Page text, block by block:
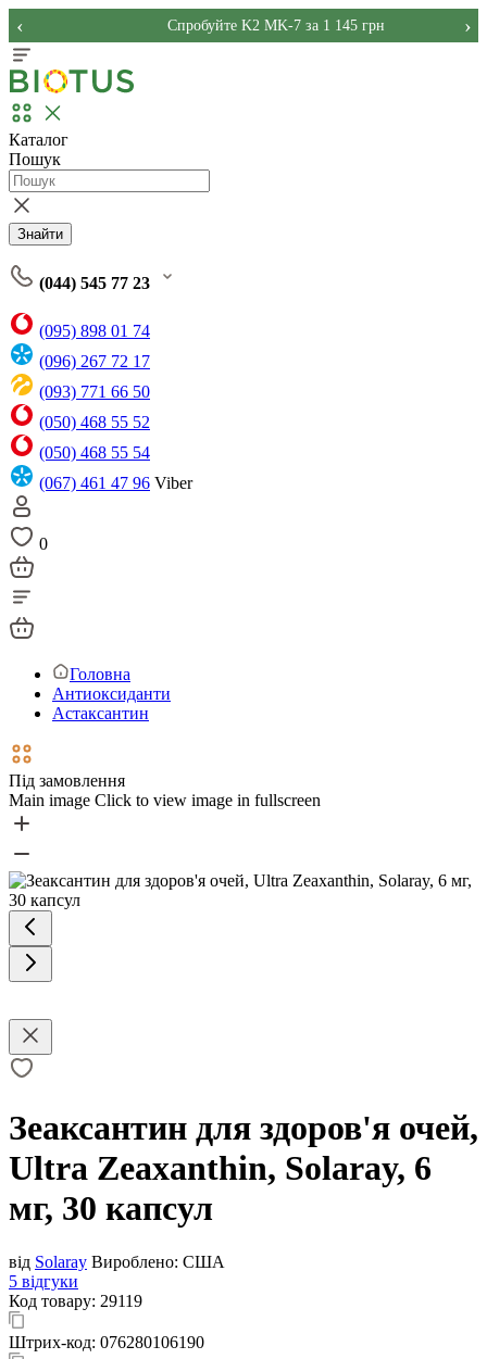
Спробуйте K2 MK-7 за 1 145 грн
‹ ›
Каталог
Пошук
Знайти
(044) 545 77 23
(095) 898 01 74
(096) 267 72 17
(093) 771 66 50
(050) 468 55 52
(050) 468 55 54
(067) 461 47 96 Viber
0
Головна
Антиоксиданти
Астаксантин
Під замовлення
Main image Click to view image in fullscreen
Зеаксантин для здоров'я очей,
Ultra Zeaxanthin, Solaray, 6
мг, 30 капсул
від Solaray Вироблено: США
5 відгуки
Код товару: 29119
Штрих-код: 076280106190